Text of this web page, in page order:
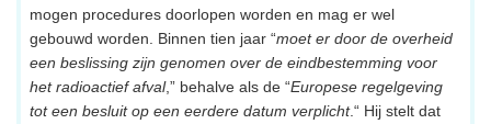
mogen procedures doorlopen worden en mag er wel
gebouwd worden. Binnen tien jaar “moet er door de overheid
een beslissing zijn genomen over de eindbestemming voor
het radioactief afval,” behalve als de “Europese regelgeving
tot een besluit op een eerdere datum verplicht.“ Hij stelt dat